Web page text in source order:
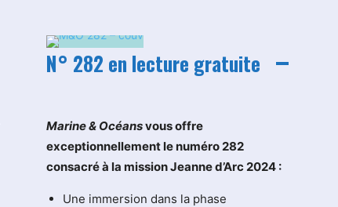
N° 282 en lecture gratuite
Marine & Océansvous offre
exceptionnellement le numéro 282
consacré à la mission Jeanne d’Arc 2024 :
Une immersion dans la phase